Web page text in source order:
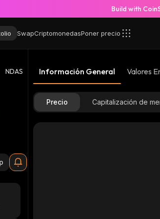
Build with
SwapCriptomonedasPoner precio
NDAS Información General Valores
Precio Capitalización de